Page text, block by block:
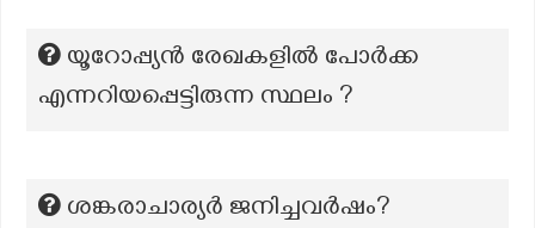
യൂറോപ്പ്യൻ രേഖകളിൽ പോർക്ക
എന്നറിയപ്പെട്ടിരുന്ന സ്ഥലം ?
ശങ്കരാചാര്യർ ജനിച്ചവർഷം?